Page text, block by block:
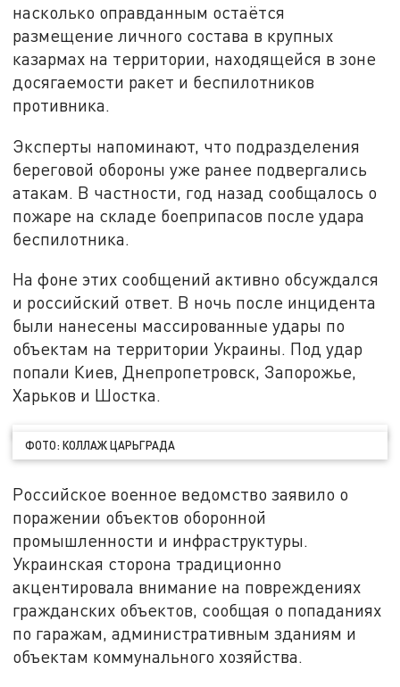
насколько оправданным остаётся
размещение личного состава в крупных
казармах на территории, находящейся в зоне
досягаемости ракет и беспилотников
противника.
Эксперты напоминают, что подразделения
береговой обороны уже ранее подвергались
атакам. В частности, год назад сообщалось о
пожаре на складе боеприпасов после удара
беспилотника.
На фоне этих сообщений активно обсуждался
и российский ответ. В ночь после инцидента
были нанесены массированные удары по
объектам на территории Украины. Под удар
попали Киев, Днепропетровск, Запорожье,
Харьков и Шостка.
ФОТО: КОЛЛАЖ ЦАРЬГРАДА
Российское военное ведомство заявило о
поражении объектов оборонной
промышленности и инфраструктуры.
Украинская сторона традиционно
акцентировала внимание на повреждениях
гражданских объектов, сообщая о попаданиях
по гаражам, административным зданиям и
объектам коммунального хозяйства.